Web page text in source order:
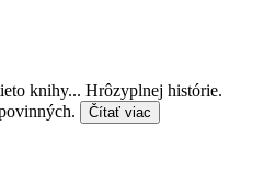
knihy... Hrôzyplnej histórie.
Čítať viac